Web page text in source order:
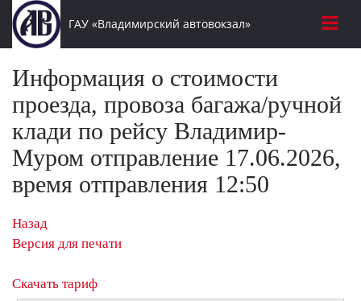
ГАУ «Владимирский автовокзал»
Информация о стоимости
проезда, провоза багажа/ручной
клади по рейсу Владимир-
Муром отправление 17.06.2026,
время отправления 12:50
Назад
Версия для печати
Скачать тариф